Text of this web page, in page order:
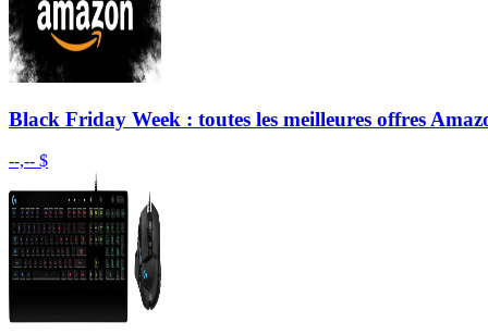
Black Friday Week : toutes les meilleures offres
--,-- $